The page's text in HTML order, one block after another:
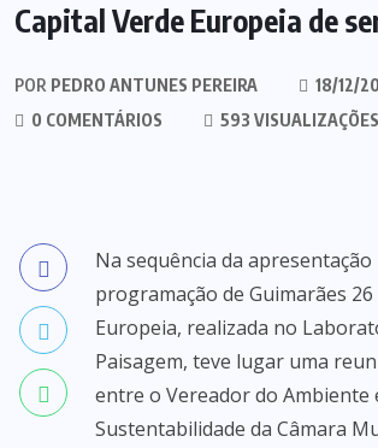
Capital Verde Europeia de
POR PEDRO ANTUNES PEREIRA
18/12/
0 COMENTÁRIOS
593 VISUALIZAÇÕES
Na sequência da apresentação
programação de Guimarães
Europeia, realizada no
Paisagem, teve lugar uma
entre o Vereador do Ambiente
Sustentabilidade da Câmara